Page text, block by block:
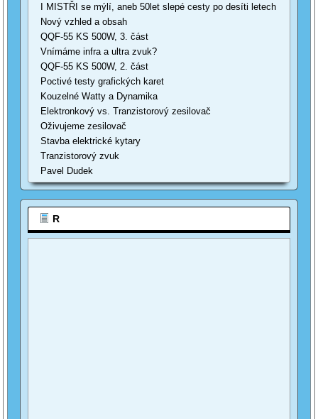
I MISTŘI se mýlí, aneb 50let slepé cesty po desíti letech
Nový vzhled a obsah
QQF-55 KS 500W, 3. část
Vnímáme infra a ultra zvuk?
QQF-55 KS 500W, 2. část
Poctivé testy grafických karet
Kouzelné Watty a Dynamika
Elektronkový vs. Tranzistorový zesilovač
Oživujeme zesilovač
Stavba elektrické kytary
Tranzistorový zvuk
Pavel Dudek
R